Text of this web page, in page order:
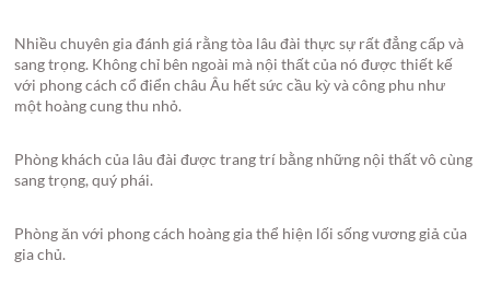
Nhiều chuyên gia đánh giá rằng tòa lâu đài thực sự rất đẳng cấp và
sang trọng. Không chỉ bên ngoài mà nội thất của nó được thiết kế
với phong cách cổ điển châu Âu hết sức cầu kỳ và công phu như
một hoàng cung thu nhỏ.
Phòng khách của lâu đài được trang trí bằng những nội thất vô cùng
sang trọng, quý phái.
Phòng ăn với phong cách hoàng gia thể hiện lối sống vương giả của
gia chủ.